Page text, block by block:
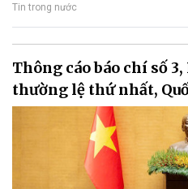
Tin trong nước
Thông cáo báo chí số
thường lệ thứ nhất,